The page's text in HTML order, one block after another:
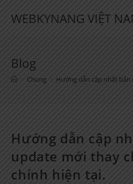
WEBKYNANG VIỆT
Blog
Chung Hướng dẫn cập nhật
Hướng dẫn cập
update mới thay
chính hiện tại.